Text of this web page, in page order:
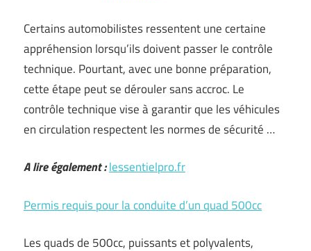
Certains automobilistes ressentent une certaine
appréhension lorsqu’ils doivent passer le contrôle
technique. Pourtant, avec une bonne préparation,
cette étape peut se dérouler sans accroc. Le
contrôle technique vise à garantir que les véhicules
en circulation respectent les normes de sécurité …
A lire également :lessentielpro.fr
Permis requis pour la conduite d’un quad 500cc
Les quads de 500cc, puissants et polyvalents,